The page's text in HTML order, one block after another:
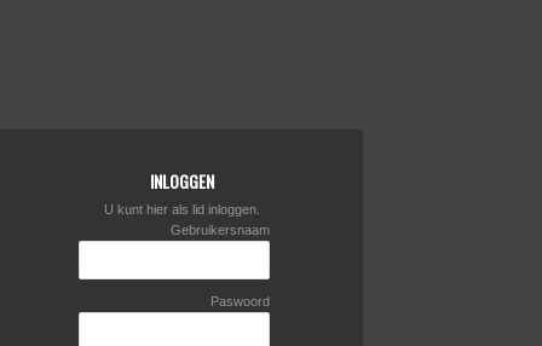
INLOGGEN
U kunt hier als lid inloggen.
Gebruikersnaam
Paswoord